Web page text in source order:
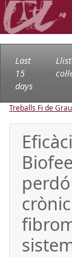
Last
15
days
Treballs Fi de Grau